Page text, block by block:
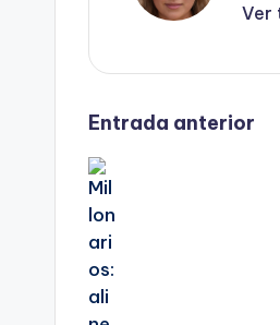
Ver
de
entradas
Entrada anterior